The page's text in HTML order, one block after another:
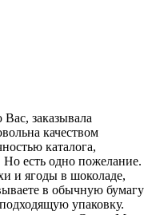
заказывала
качеством
каталога,
есть одно пожелание.
и ягоды в шоколаде,
в обычную бумагу
упаковку.